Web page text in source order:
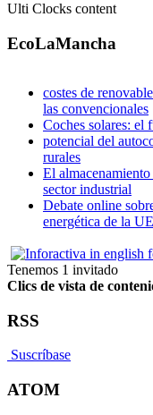
Ulti Clocks content
EcoLaMancha
costes de
las convencionales
Coches solares: el
potencial del
rurales
El
sector industrial
Debate online
energética de la UE
Tenemos 1 invitado
Clics de vista de
RSS
Suscríbase
ATOM